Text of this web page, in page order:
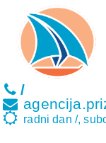
/
radni dan /,